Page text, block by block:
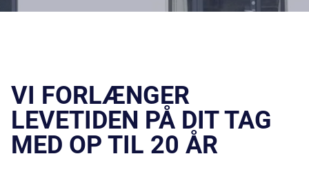
VI FORLÆNGER
LEVETIDEN PÅ DIT TAG
MED OP TIL 20 ÅR